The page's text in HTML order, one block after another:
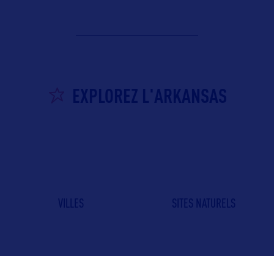
EXPLOREZ L'ARKANSAS
VILLES SITES NATURELS